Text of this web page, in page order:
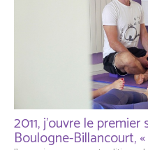
2011, j’ouvre le
Boulogne-Billancourt,